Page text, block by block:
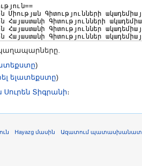
կաղապարները.
)
ելատեքստը)
Սուրեն Տիգրանի։
Hayazg մասին Ազատում